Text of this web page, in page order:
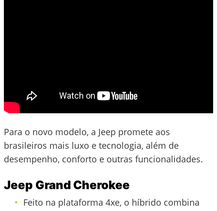
Para o novo modelo, a Jeep promete aos
brasileiros mais luxo e tecnologia, além de
desempenho, conforto e outras funcionalidades.
Jeep Grand Cherokee
Feito na plataforma 4xe, o híbrido combina